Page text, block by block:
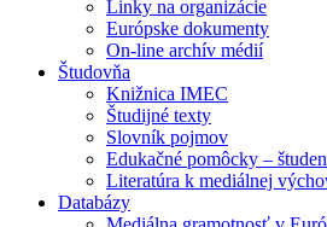
Linky na organizácie
Európske dokumenty
On-line archív médií
Študovňa
Knižnica IMEC
Študijné texty
Slovník pojmov
Edukačné pomôcky –
Literatúra k mediálnej
Databázy